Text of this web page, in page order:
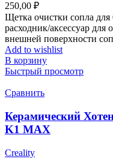
250,00 ₽
Щетка очистки сопла
расходник/аксессуар для
внешней поверхности
Add to wishlist
В корзину
Быстрый просмотр
Сравнить
Керамический
K1 MAX
Creality